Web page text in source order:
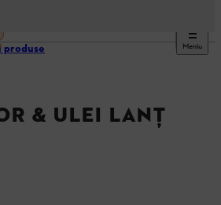
Meniu
produse
& ULEI LANŢ